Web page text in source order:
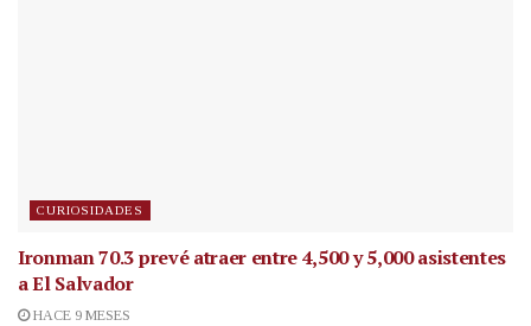
CURIOSIDADES
Ironman 70.3 prevé atraer entre 4,500 y 5,000 asistentes
a El Salvador
HACE 9 MESES